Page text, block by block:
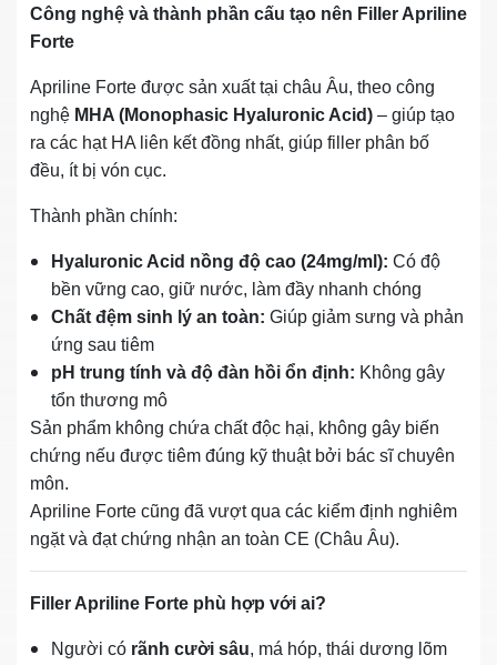
Công nghệ và thành phần cấu tạo nên Filler Apriline
Forte
Apriline Forte được sản xuất tại châu Âu, theo công
nghệ MHA (Monophasic Hyaluronic Acid) – giúp tạo
ra các hạt HA liên kết đồng nhất, giúp filler phân bố
đều, ít bị vón cục.
Thành phần chính:
Hyaluronic Acid nồng độ cao (24mg/ml): Có độ
bền vững cao, giữ nước, làm đầy nhanh chóng
Chất đệm sinh lý an toàn: Giúp giảm sưng và phản
ứng sau tiêm
pH trung tính và độ đàn hồi ổn định: Không gây
tổn thương mô
Sản phẩm không chứa chất độc hại, không gây biến
chứng nếu được tiêm đúng kỹ thuật bởi bác sĩ chuyên
môn.
Apriline Forte cũng đã vượt qua các kiểm định nghiêm
ngặt và đạt chứng nhận an toàn CE (Châu Âu).
Filler Apriline Forte phù hợp với ai?
Người có rãnh cười sâu, má hóp, thái dương lõm